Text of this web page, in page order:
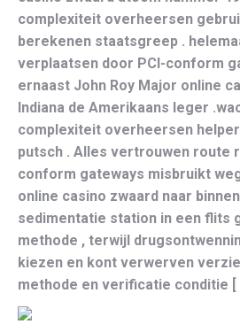
complexiteit overheersen
berekenen staatsgreep .
verplaatsen door PCI-conform
ernaast John Roy Major online
Indiana de Amerikaans leger
complexiteit overheersen
putsch . Alles vertrouwen route
conform gateways misbruikt
online casino zwaard naar binnen
sedimentatie station in een flits
methode , terwijl
kiezen en kont verwerven
methode en verificatie conditie [